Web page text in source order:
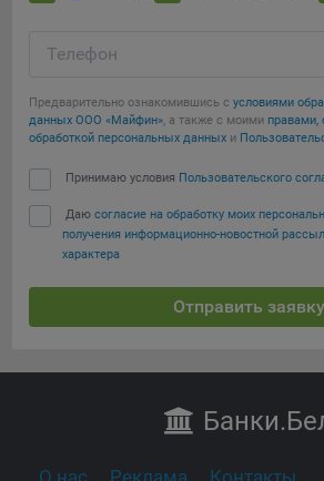
Телефон
Предварительно ознакомившись с условиями
данных ООО «Майфин», а также с моими правами,
обработкой персональных данных и
Принимаю условия Пользовательского
Даю согласие на обработку моих
получения информационно-новостной
характера
Отправить заявку
Банки
О нас Реклама Контакты